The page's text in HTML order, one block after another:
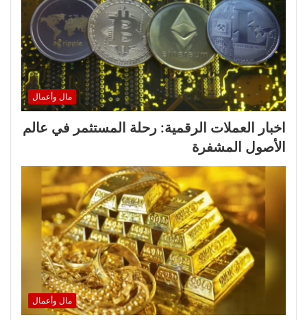
مال وأعمال
اخبار العملات الرقمية: رحلة المستثمر في عالم
الأصول المشفرة
مال وأعمال